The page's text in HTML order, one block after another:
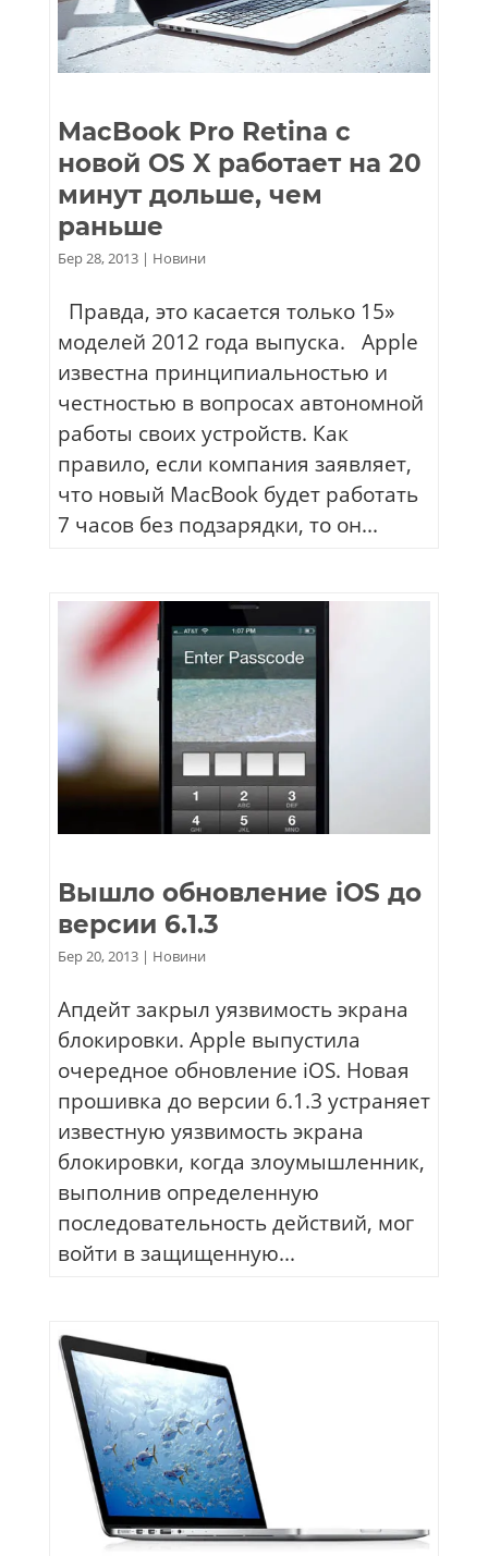
MacBook Pro Retina c
новой OS X работает на 20
минут дольше, чем
раньше
Бер 28, 2013| Новини
Правда, это касается только 15»
моделей 2012 года выпуска. Apple
известна принципиальностью и
честностью в вопросах автономной
работы своих устройств. Как
правило, если компания заявляет,
что новый MacBook будет работать
7 часов без подзарядки, то он...
Вышло обновление iOS до
версии 6.1.3
Бер 20, 2013| Новини
Апдейт закрыл уязвимость экрана
блокировки. Apple выпустила
очередное обновление iOS. Новая
прошивка до версии 6.1.3 устраняет
известную уязвимость экрана
блокировки, когда злоумышленник,
выполнив определенную
последовательность действий, мог
войти в защищенную...